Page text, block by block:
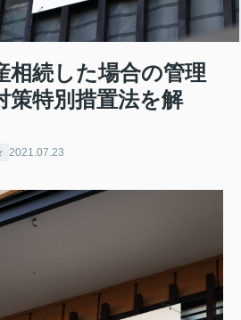
相続した場合の管理
策特別措置法を解
2021.07.23